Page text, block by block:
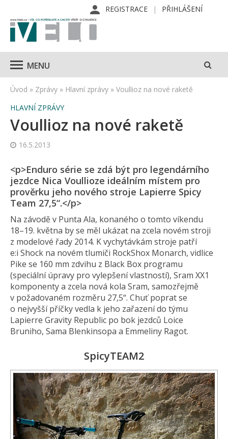
REGISTRACE PŘIHLÁŠENÍ
MENU
Úvod » Zprávy » Hlavní zprávy » Voullioz na nové raketě
HLAVNÍ ZPRÁVY
Voullioz na nové raketě
16.5.2013
<p>Enduro série se zdá být pro legendárního
jezdce Nica Voullioze ideálním místem pro
prověrku jeho nového stroje Lapierre Spicy
Team 27,5“.</p>
Na závodě v Punta Ala, konaného o tomto víkendu
18–19. května by se měl ukázat na zcela novém stroji
z modelové řady 2014. K vychytávkám stroje patří
e:i Shock na novém tlumiči RockShox Monarch, vidlice
Pike se 160 mm zdvihu z Black Box programu
(speciální úpravy pro vylepšení vlastností), Sram XX1
komponenty a zcela nová kola Sram, samozřejmě
v požadovaném rozměru 27,5“. Chuť poprat se
o nejvyšší příčky vedla k jeho zařazení do týmu
Lapierre Gravity Republic po bok jezdců Loice
Bruniho, Sama Blenkinsopa a Emmeliny Ragot.
SpicyTEAM2